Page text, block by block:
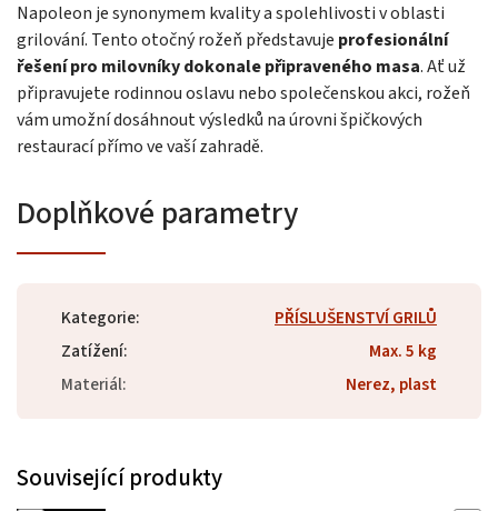
Napoleon je synonymem kvality a spolehlivosti v oblasti
grilování. Tento otočný rožeň představuje profesionální
řešení pro milovníky dokonale připraveného masa. Ať už
připravujete rodinnou oslavu nebo společenskou akci, rožeň
vám umožní dosáhnout výsledků na úrovni špičkových
restaurací přímo ve vaší zahradě.
Doplňkové parametry
Kategorie:
PŘÍSLUŠENSTVÍ GRILŮ
Zatížení:
Max. 5 kg
Materiál: Nerez, plast
Související produkty